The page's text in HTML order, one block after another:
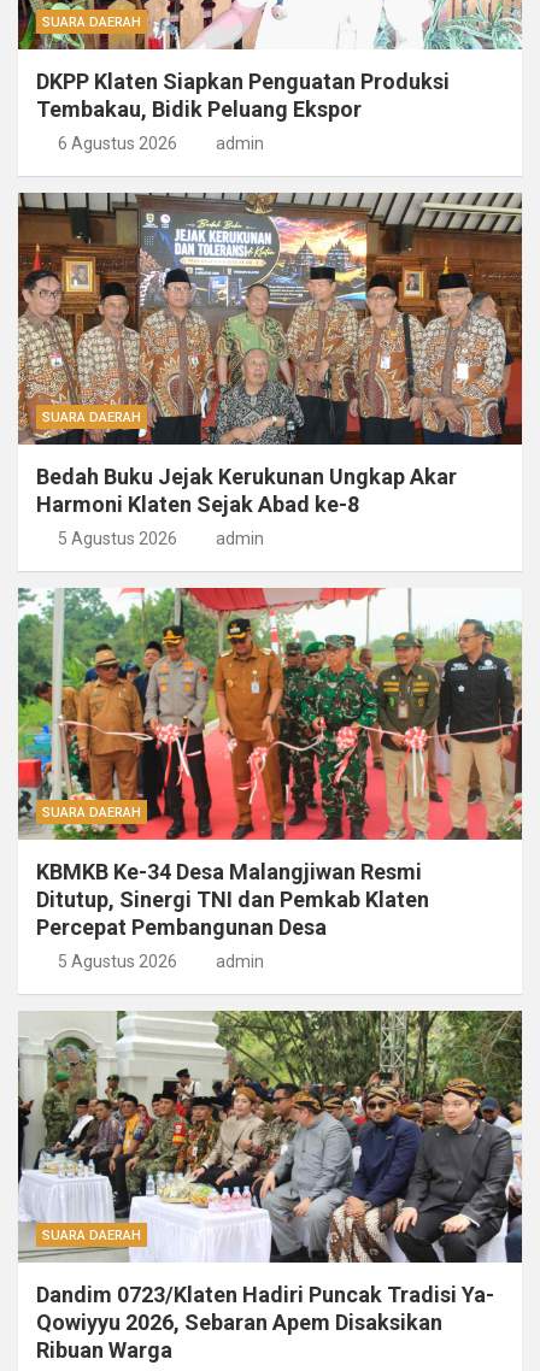
SUARA DAERAH
DKPP Klaten Siapkan Penguatan Produksi
Tembakau, Bidik Peluang Ekspor
6 Agustus 2026 admin
SUARA DAERAH
Bedah Buku Jejak Kerukunan Ungkap Akar
Harmoni Klaten Sejak Abad ke-8
5 Agustus 2026 admin
SUARA DAERAH
KBMKB Ke-34 Desa Malangjiwan Resmi
Ditutup, Sinergi TNI dan Pemkab Klaten
Percepat Pembangunan Desa
5 Agustus 2026 admin
SUARA DAERAH
Dandim 0723/Klaten Hadiri Puncak Tradisi Ya-
Qowiyyu 2026, Sebaran Apem Disaksikan
Ribuan Warga